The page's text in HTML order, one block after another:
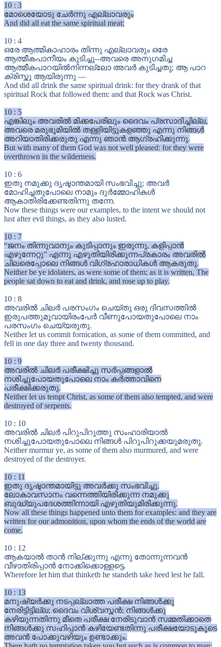
10 : 3
മോശെയോടു ചേർന്നു എല്ലാവരും
And did all eat the same spiritual meat;
10 : 4
ഒരേ ആത്മികാഹാരം തിന്നു എല്ലാവരും ഒരേ
ആത്മീകപാനീയം കുടിച്ചു--അവരെ അനുഗമിച്ച
ആത്മീകപാറയിൽനിന്നല്ലോ അവർ കുടിച്ചതു; ആ പാറ
ക്രിസ്തു ആയിരുന്നു —
And did all drink the same spiritual drink: for they drank of that
spiritual Rock that followed them: and that Rock was Christ.
10 : 5
എങ്കിലും അവരിൽ മിക്കപേരിലും ദൈവം പ്രസാദിച്ചില്ല,
അവരെ മരുഭൂമിയിൽ തള്ളിയിട്ടുകളഞ്ഞു എന്നു നിങ്ങൾ
അറിയാതിരിക്കരുതു എന്നു ഞാൻ ആഗ്രഹിക്കുന്നു.
But with many of them God was not well pleased: for they were
overthrown in the wilderness.
10 : 6
ഇതു നമുക്കു ദൃഷ്ടാന്തമായി സംഭവിച്ചു; അവർ
മോഹിച്ചതുപോലെ നാമും ദുർമ്മോഹികൾ
ആകാതിരിക്കേണ്ടതിന്നു തന്നേ.
Now these things were our examples, to the intent we should not
lust after evil things, as they also lusted.
10 : 7
“ജനം തിന്നുവാനും കുടിപ്പാനും ഇരുന്നു, കളിപ്പാൻ
എഴുന്നേറ്റു” എന്നു എഴുതിയിരിക്കുന്നപ്രകാരം അവരിൽ
ചിലരെപ്പോലെ നിങ്ങൾ വിഗ്രഹാരാധികൾ ആകരുതു.
Neither be ye idolaters, as were some of them; as it is written, The
people sat down to eat and drink, and rose up to play.
10 : 8
അവരിൽ ചിലർ പരസംഗം ചെയ്തു ഒരു ദിവസത്തിൽ
ഇരുപത്തുമൂവായിരംപേർ വീണുപോയതുപോലെ നാം
പരസംഗം ചെയ്യരുതു.
Neither let us commit fornication, as some of them committed, and
fell in one day three and twenty thousand.
10 : 9
അവരിൽ ചിലർ പരീക്ഷിച്ചു സർപ്പങ്ങളാൽ
നശിച്ചുപോയതുപോലെ നാം കർത്താവിനെ
പരീക്ഷിക്കരുതു.
Neither let us tempt Christ, as some of them also tempted, and were
destroyed of serpents.
10 : 10
അവരിൽ ചിലർ പിറുപിറുത്തു സംഹാരിയാൽ
നശിച്ചുപോയതുപോലെ നിങ്ങൾ പിറുപിറുക്കയുമരുതു.
Neither murmur ye, as some of them also murmured, and were
destroyed of the destroyer.
10 : 11
ഇതു ദൃഷ്ടാന്തമായിട്ടു അവർക്കു സംഭവിച്ചു,
ലോകാവസാനം വന്നെത്തിയിരിക്കുന്ന നമുക്കു
ബുദ്ധ്യുപദേശത്തിന്നായി എഴുതിയുമിരിക്കുന്നു.
Now all these things happened unto them for examples: and they are
written for our admonition, upon whom the ends of the world are
come.
10 : 12
ആകയാൽ താൻ നില്ക്കുന്നു എന്നു തോന്നുന്നവൻ
വീഴാതിരിപ്പാൻ നോക്കിക്കൊള്ളട്ടെ.
Wherefore let him that thinketh he standeth take heed lest he fall.
10 : 13
മനുഷ്യർക്കു നടപ്പല്ലാത്ത പരീക്ഷ നിങ്ങൾക്കു
നേരിട്ടിട്ടില്ല; ദൈവം വിശ്വസ്തൻ; നിങ്ങൾക്കു
കഴിയുന്നതിന്നു മീതെ പരീക്ഷ നേരിടുവാൻ സമ്മതിക്കാതെ
നിങ്ങൾക്കു സഹിപ്പാൻ കഴിയേണ്ടതിന്നു പരീക്ഷയോടുകൂടെ
അവൻ പോക്കുവഴിയും ഉണ്ടാക്കും.